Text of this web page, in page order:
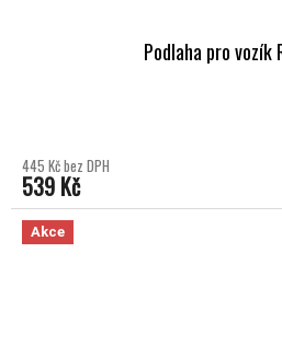
Podlaha pro vozík
445 Kč bez DPH
539 Kč
Akce